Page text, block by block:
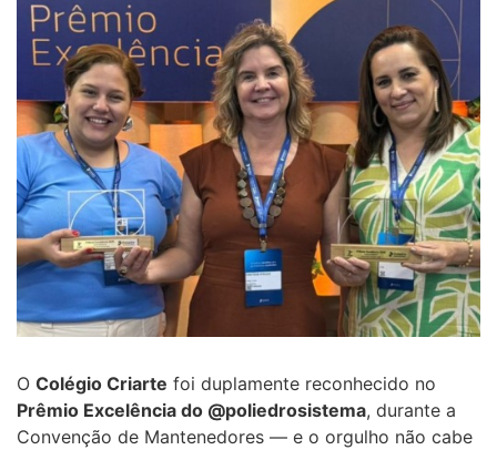
O Colégio Criarte foi duplamente reconhecido no
Prêmio Excelência do @poliedrosistema, durante a
Convenção de Mantenedores — e o orgulho não cabe